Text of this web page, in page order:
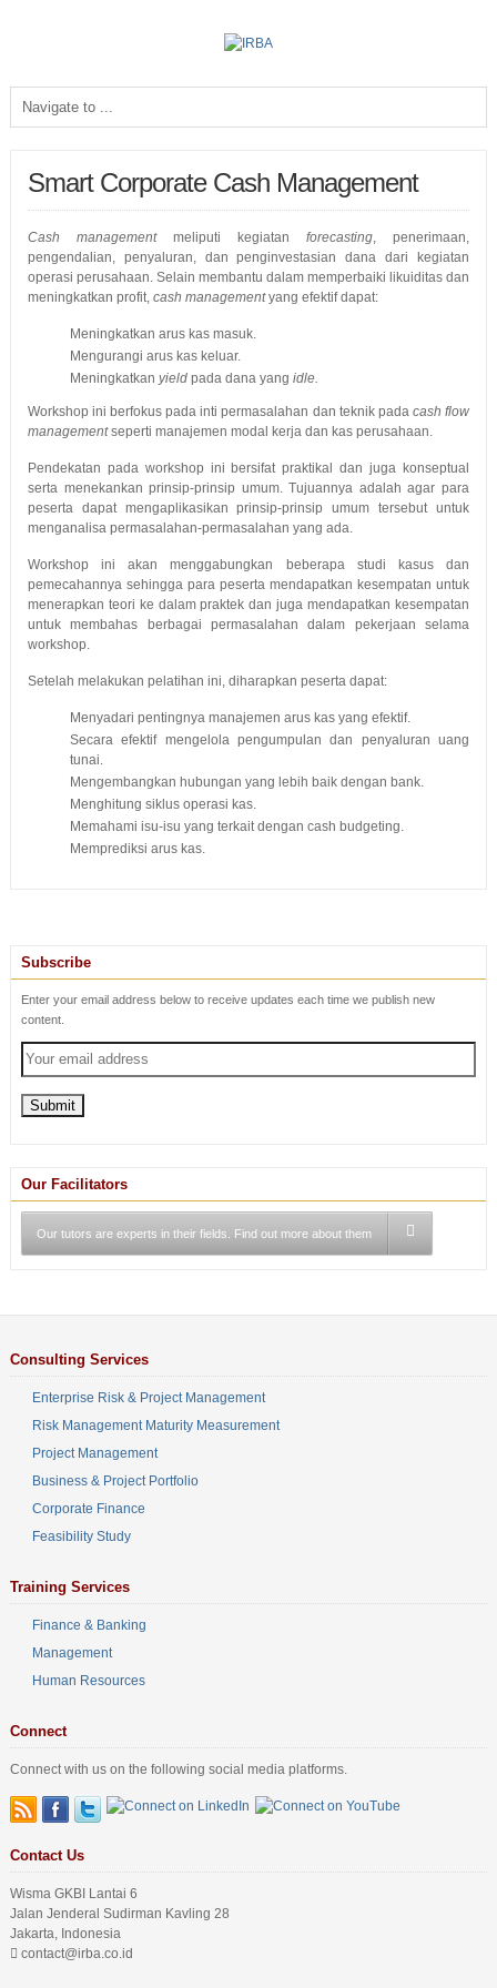
Smart Corporate Cash Management
Cash managementmeliputi kegiatanforecasting, penerimaan,
pengendalian, penyaluran, dan penginvestasian dana dari kegiatan
operasi perusahaan. Selain membantu dalam memperbaiki likuiditas dan
meningkatkan profit, cash managementyang efektif dapat:
Meningkatkan arus kas masuk.
Mengurangi arus kas keluar.
Meningkatkan yield pada dana yang idle.
Workshop ini berfokus pada inti permasalahan dan teknik pada cash flow
managementseperti manajemen modal kerja dan kas perusahaan.
Pendekatan pada workshop ini bersifat praktikal dan juga konseptual
serta menekankan prinsip-prinsip umum. Tujuannya adalah agar para
peserta dapat mengaplikasikan prinsip-prinsip umum tersebut untuk
menganalisa permasalahan-permasalahan yang ada.
Workshop ini akan menggabungkan beberapa studi kasus dan
pemecahannya sehingga para peserta mendapatkan kesempatan untuk
menerapkan teori ke dalam praktek dan juga mendapatkan kesempatan
untuk membahas berbagai permasalahan dalam pekerjaan selama
workshop.
Setelah melakukan pelatihan ini, diharapkan peserta dapat:
Menyadari pentingnya manajemen arus kas yang efektif.
Secara efektif mengelola pengumpulan dan penyaluran uang
tunai.
Mengembangkan hubungan yang lebih baik dengan bank.
Menghitung siklus operasi kas.
Memahami isu-isu yang terkait dengan cash budgeting.
Memprediksi arus kas.
Subscribe
Enter your email address below to receive updates each time we publish new
content.
Our Facilitators
Our tutors are experts in their fields. Find out more about them
Consulting Services
Enterprise Risk & Project Management
Risk Management Maturity Measurement
Project Management
Business & Project Portfolio
Corporate Finance
Feasibility Study
Training Services
Finance & Banking
Management
Human Resources
Connect
Connect with us on the following social media platforms.
Contact Us
Wisma GKBI Lantai 6
Jalan Jenderal Sudirman Kavling 28
Jakarta, Indonesia
contact@irba.co.id